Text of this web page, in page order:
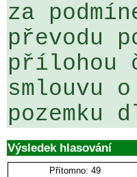
za
převodu
přílohou
smlouvu
Výsledek hlasování
Přítomno: 49